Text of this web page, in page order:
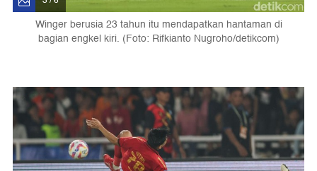
Winger berusia 23 tahun itu mendapatkan hantaman di
bagian engkel kiri. (Foto: Rifkianto Nugroho/detikcom)